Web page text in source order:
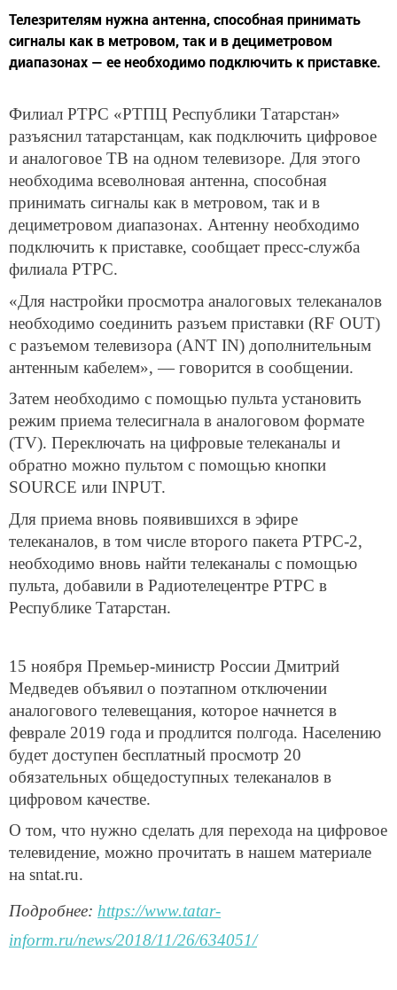
Телезрителям нужна антенна, способная принимать
сигналы как в метровом, так и в дециметровом
диапазонах — ее необходимо подключить к приставке.
Филиал РТРС «РТПЦ Республики Татарстан»
разъяснил татарстанцам, как подключить цифровое
и аналоговое ТВ на одном телевизоре. Для этого
необходима всеволновая антенна, способная
принимать сигналы как в метровом, так и в
дециметровом диапазонах. Антенну необходимо
подключить к приставке, сообщает пресс-служба
филиала РТРС.
«Для настройки просмотра аналоговых телеканалов
необходимо соединить разъем приставки (RF OUT)
с разъемом телевизора (ANT IN) дополнительным
антенным кабелем», — говорится в сообщении.
Затем необходимо с помощью пульта установить
режим приема телесигнала в аналоговом формате
(TV). Переключать на цифровые телеканалы и
обратно можно пультом с помощью кнопки
SOURCE или INPUT.
Для приема вновь появившихся в эфире
телеканалов, в том числе второго пакета РТРС-2,
необходимо вновь найти телеканалы с помощью
пульта, добавили в Радиотелецентре РТРС в
Республике Татарстан.
15 ноября Премьер-министр России Дмитрий
Медведев объявил о поэтапном отключении
аналогового телевещания, которое начнется в
феврале 2019 года и продлится полгода. Населению
будет доступен бесплатный просмотр 20
обязательных общедоступных телеканалов в
цифровом качестве.
О том, что нужно сделать для перехода на цифровое
телевидение, можно прочитать в нашем материале
на sntat.ru.
Подробнее: https://www.tatar-
inform.ru/news/2018/11/26/634051/